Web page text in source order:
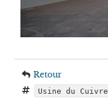
Retour
Usine du Cuivre